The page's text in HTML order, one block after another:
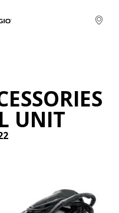
contenu principal
UNIT